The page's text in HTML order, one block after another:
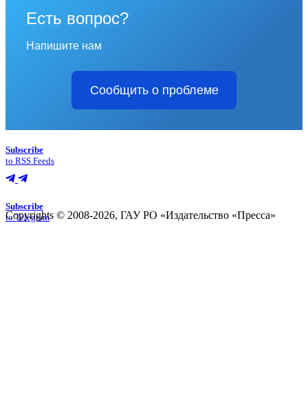
Есть вопрос?
Напишите нам
Сообщить о проблеме
Subscribe
to RSS Feeds
Subscribe
to Telegram
Copyrights © 2008-2026, ГАУ РО «Издательство «Пресса»